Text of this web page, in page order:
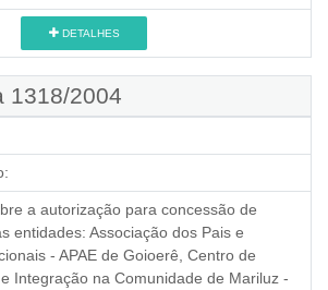
DETALHES
1318/2004
a autorização para concessão de
entidades: Associação dos Pais e
- APAE de Goioerê, Centro de
Integração na Comunidade de Mariluz -